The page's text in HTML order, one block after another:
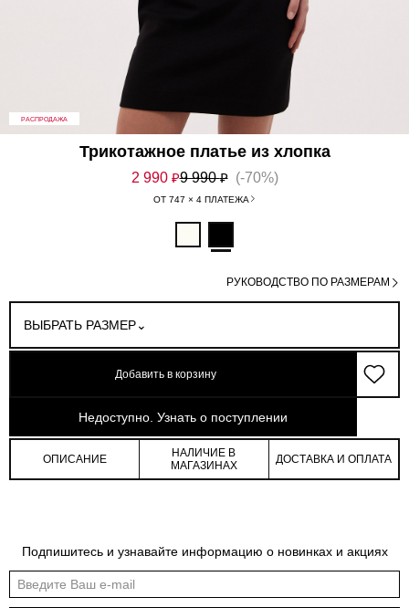
РАСПРОДАЖА
Трикотажное платье из хлопка
2 990 ₽9 990₽ (-70%)
ОТ 747 × 4 ПЛАТЕЖА
ВЫБРАТЬ РАЗМЕР
РУКОВОДСТВО ПО РАЗМЕРАМ
Добавить в корзину
Недоступно. Узнать о поступлении
арт: 4-35607_70376-167
Обмеры изделия
ОПИСАНИЕ
НАЛИЧИЕ В
МАГАЗИНАХ
ДОСТАВКА И ОПЛАТА
Подпишитесь и узнавайте информацию о новинках и акциях